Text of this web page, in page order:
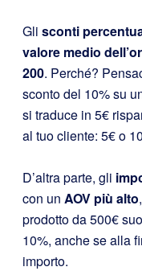
Gli sconti
valore medio
200. Perché?
sconto del 10% su
si traduce in 5€
al tuo cliente: 5€ o
D’altra parte, gli
con un AOV più alto
prodotto da 500€
10%, anche se alla
importo.